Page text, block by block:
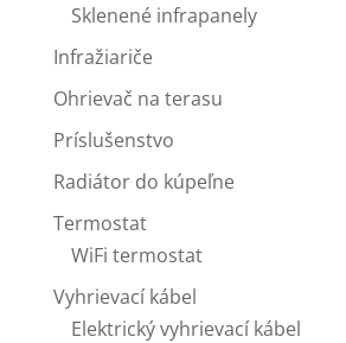
Sklenené infrapanely
Infražiariče
Ohrievač na terasu
Príslušenstvo
Radiátor do kúpeľne
Termostat
WiFi termostat
Vyhrievací kábel
Elektrický vyhrievací kábel